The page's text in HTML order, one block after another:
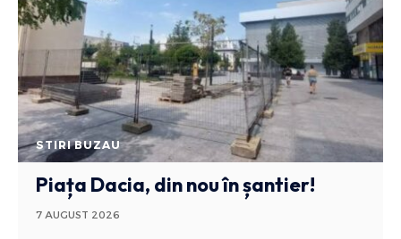
STIRI BUZAU
Piața Dacia, din nou în șantier!
7 AUGUST 2026